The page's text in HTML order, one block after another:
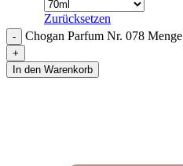
Zurücksetzen
Chogan Parfum Nr. 078 Menge
In den Warenkorb